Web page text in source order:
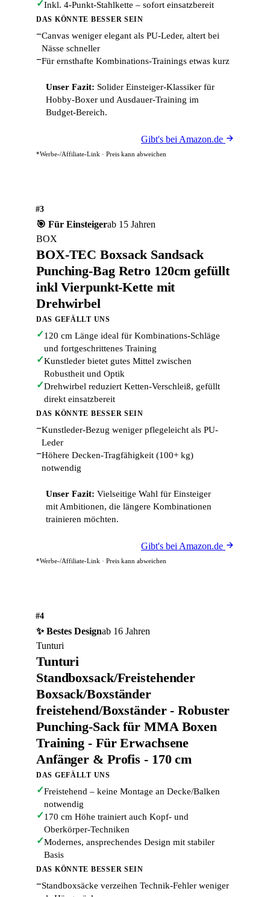
✓Inkl. 4-Punkt-Stahlkette – sofort einsatzbereit
DAS KÖNNTE BESSER SEIN
−Canvas weniger elegant als PU-Leder, altert bei
Nässe schneller
−Für ernsthafte Kombinations-Trainings etwas kurz
Unser Fazit: Solider Einsteiger-Klassiker für
Hobby-Boxer und Ausdauer-Training im
Budget-Bereich.
Gibt's bei Amazon.de
*Werbe-/Affiliate-Link · Preis kann abweichen
#3
🎯 Für Einsteigerab 15 Jahren
BOX
BOX-TEC Boxsack Sandsack
Punching-Bag Retro 120cm gefüllt
inkl Vierpunkt-Kette mit
Drehwirbel
DAS GEFÄLLT UNS
✓120 cm Länge ideal für Kombinations-Schläge
und fortgeschrittenes Training
✓Kunstleder bietet gutes Mittel zwischen
Robustheit und Optik
✓Drehwirbel reduziert Ketten-Verschleiß, gefüllt
direkt einsatzbereit
DAS KÖNNTE BESSER SEIN
−Kunstleder-Bezug weniger pflegeleicht als PU-
Leder
−Höhere Decken-Tragfähigkeit (100+ kg)
notwendig
Unser Fazit: Vielseitige Wahl für Einsteiger
mit Ambitionen, die längere Kombinationen
trainieren möchten.
Gibt's bei Amazon.de
*Werbe-/Affiliate-Link · Preis kann abweichen
#4
✨ Bestes Designab 16 Jahren
Tunturi
Tunturi
Standboxsack/Freistehender
Boxsack/Boxständer
freistehend/Boxständer - Robuster
Punching-Sack für MMA Boxen
Training - Für Erwachsene
Anfänger & Profis - 170 cm
DAS GEFÄLLT UNS
✓Freistehend – keine Montage an Decke/Balken
notwendig
✓170 cm Höhe trainiert auch Kopf- und
Oberkörper-Techniken
✓Modernes, ansprechendes Design mit stabiler
Basis
DAS KÖNNTE BESSER SEIN
−Standboxsäcke verzeihen Technik-Fehler weniger